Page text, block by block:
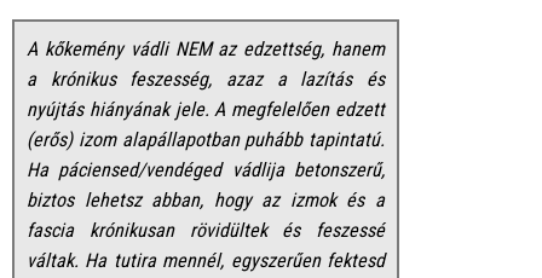
A kőkemény vádli NEM az edzettség, hanem
a krónikus feszesség, azaz a lazítás és
nyújtás hiányának jele. A megfelelően edzett
(erős) izom alapállapotban puhább tapintatú.
Ha páciensed/vendéged vádlija betonszerű,
biztos lehetsz abban, hogy az izmok és a
fascia krónikusan rövidültek és feszessé
váltak. Ha tutira mennél, egyszerűen fektesd